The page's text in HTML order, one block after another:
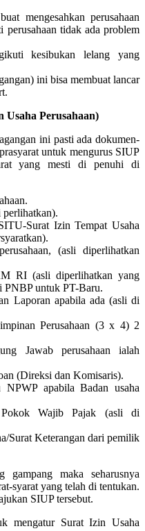
mengesahkan perusahaan
perusahaan tidak ada problem
kesibukan lelang yang
ini bisa membuat lancar
Usaha Perusahaan)
ini pasti ada dokumen-
untuk mengurus SIUP
yang mesti di penuhi di
perlihatkan).
Surat Izin Tempat Usaha
(asli diperlihatkan
RI (asli diperlihatkan yang
PNBP untuk PT-Baru.
Laporan apabila ada (asli di
Perusahaan (3 x 4) 2
Jawab perusahaan ialah
(Direksi dan Komisaris).
NPWP apabila Badan usaha
Wajib Pajak (asli di
Surat Keterangan dari pemilik
maka seharusnya
syarat yang telah di tentukan.
SIUP tersebut.
mengatur Surat Izin Usaha